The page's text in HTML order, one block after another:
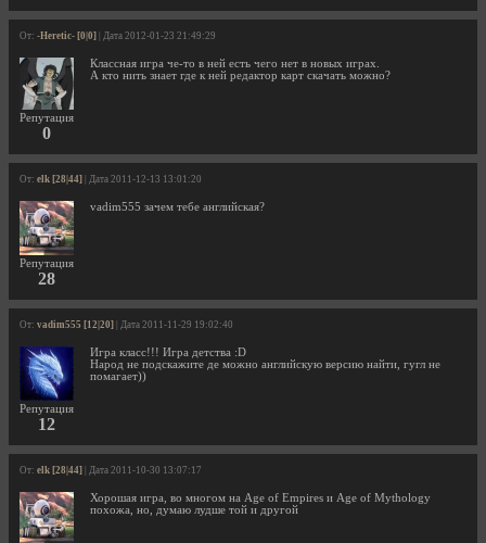
От: -Heretic- [0|0] | Дата 2012-01-23 21:49:29
Репутация
0
Классная игра че-то в ней есть чего нет в новых играх.
А кто нить знает где к ней редактор карт скачать можно?
От: elk [28|44] | Дата 2011-12-13 13:01:20
Репутация
28
vadim555 зачем тебе английская?
От: vadim555 [12|20] | Дата 2011-11-29 19:02:40
Репутация
12
Игра класс!!! Игра детства :D
Народ не подскажите де можно английскую версию найти, гугл не
помагает))
От: elk [28|44] | Дата 2011-10-30 13:07:17
Хорошая игра, во многом на Age of Empires и Age of Mythology
похожа, но, думаю лудше той и другой